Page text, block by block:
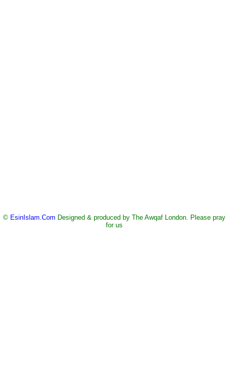
© EsinIslam.Com Designed & produced by The Awqaf London. Please pray
for us